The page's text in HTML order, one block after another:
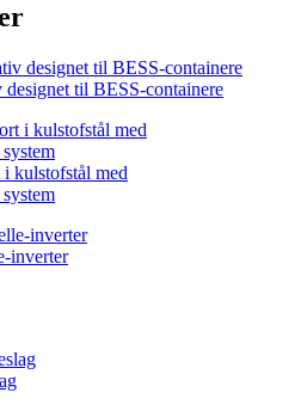
til BESS-containere
kulstofstål med
inverter